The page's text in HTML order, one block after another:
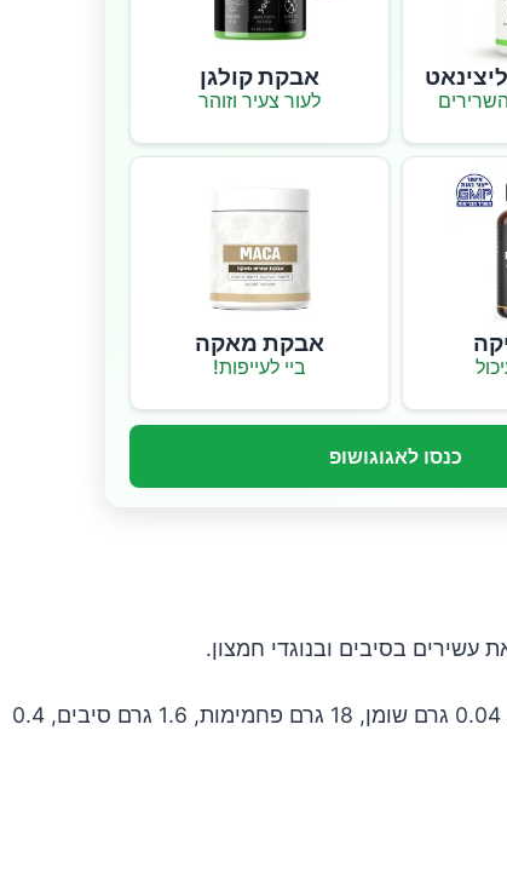
אבקת קולגן
לעור צעיר וזוהר
אבקת מאקה
ביי לעייפות!
כנסו לאגוגושופ
בסיבים ובנוגדי חמצון.
66 קלוריות, 0.04 גרם שומן, 18 גרם פחמימות, 1.6 גרם סיבים, 0.4